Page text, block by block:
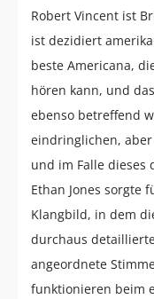
Robert Vincent ist
ist dezidiert
beste Americana,
hören kann, und
ebenso betreffend
eindringlichen, aber
und im Falle dieses
Ethan Jones sorgte
Klangbild, in dem
durchaus
angeordnete
funktionieren beim